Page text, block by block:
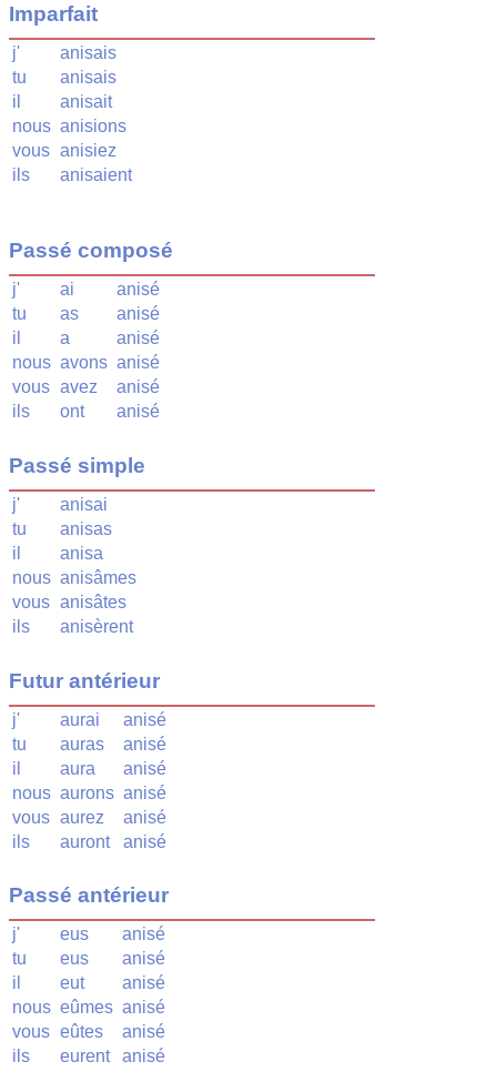
Imparfait
j'
anisais
tu
anisais
il
anisait
nous anisions
vous anisiez
ils
anisaient
Passé composé
j' ai
anisé
tu
as
anisé
il
a
anisé
nous avons anisé
vous avez
anisé
ils
ont anisé
Passé simple
j'
anisai
tu
anisas
il
anisa
nous anisâmes
vous anisâtes
ils
anisèrent
Futur antérieur
j' aurai
anisé
tu
auras
anisé
il
aura
anisé
nous aurons anisé
vous aurez
anisé
ils
auront anisé
Passé antérieur
j' eus
anisé
tu
eus
anisé
il
eut
anisé
nous eûmes anisé
vous eûtes
anisé
ils
eurent anisé